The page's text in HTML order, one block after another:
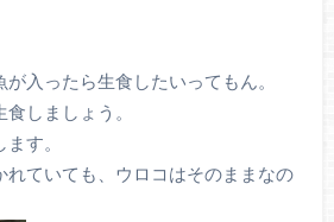
入ったら生食したいってもん。
しましょう。
す。
れていても、ウロコはそのままなの